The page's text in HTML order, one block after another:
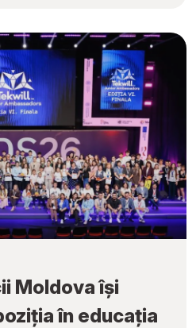
Moldova își
în educația